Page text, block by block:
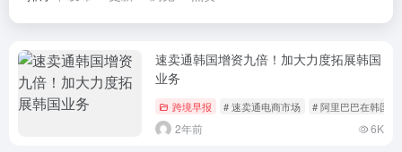
速卖通韩国增资九倍！加大力度拓展韩国
业务
跨境早报 # 速卖通电商市场 # 阿里巴巴在韩国的
2年前 6K